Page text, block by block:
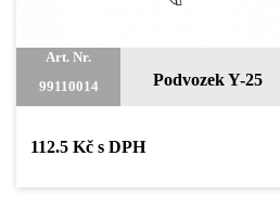
Art. Nr.
99110014
Podvozek Y-25
112.5 Kč s DPH